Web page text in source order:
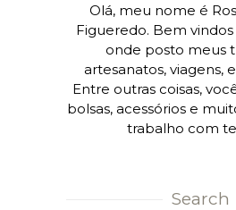
Olá, meu nome é
Figueredo. Bem
onde posto meus
artesanatos, viagens,
Entre outras coisas,
bolsas, acessórios e
trabalho com
Search